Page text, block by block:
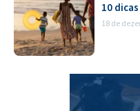
10
18 de